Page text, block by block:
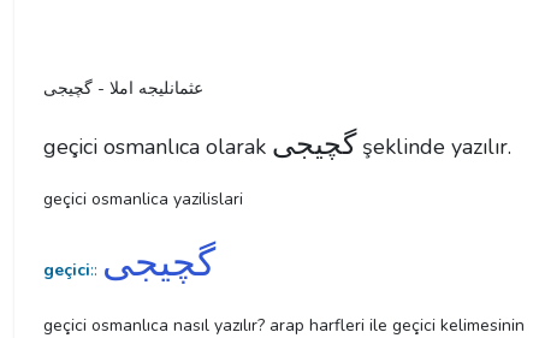
عثمانليجه املا - گچیجی
geçici osmanlıca olarak گچیجی şeklinde yazılır.
geçici osmanlica yazilislari
geçici:: گچیجی
geçici osmanlıca nasıl yazılır? arap harfleri ile geçici kelimesinin